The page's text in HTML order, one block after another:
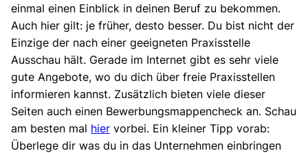
einmal einen Einblick in deinen Beruf zu bekommen.
Auch hier gilt: je früher, desto besser. Du bist nicht der
Einzige der nach einer geeigneten Praxisstelle
Ausschau hält. Gerade im Internet gibt es sehr viele
gute Angebote, wo du dich über freie Praxisstellen
informieren kannst. Zusätzlich bieten viele dieser
Seiten auch einen Bewerbungsmappencheck an. Schau
am besten mal hier vorbei. Ein kleiner Tipp vorab:
Überlege dir was du in das Unternehmen einbringen